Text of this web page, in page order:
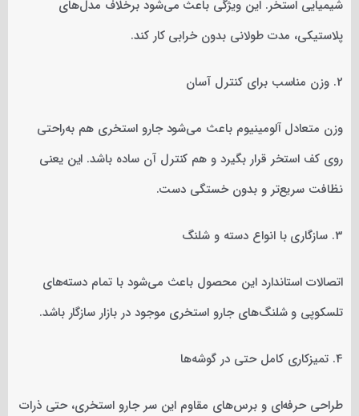
شیمیایی استخر. این ویژگی باعث می‌شود برخلاف مدل‌های
پلاستیکی، مدت طولانی بدون خرابی کار کند.
2. وزن مناسب برای کنترل آسان
وزن متعادل آلومینیوم باعث می‌شود جارو استخری هم به‌راحتی
روی کف استخر قرار بگیرد و هم کنترل آن ساده باشد. این یعنی
نظافت سریع‌تر و بدون خستگی دست.
3. سازگاری با انواع دسته و شلنگ
اتصالات استاندارد این محصول باعث می‌شود با تمام دسته‌های
تلسکوپی و شلنگ‌های جارو استخری موجود در بازار سازگار باشد.
4. تمیزکاری کامل حتی در گوشه‌ها
طراحی حرفه‌ای و برس‌های مقاوم این سر جارو استخری، حتی ذرات